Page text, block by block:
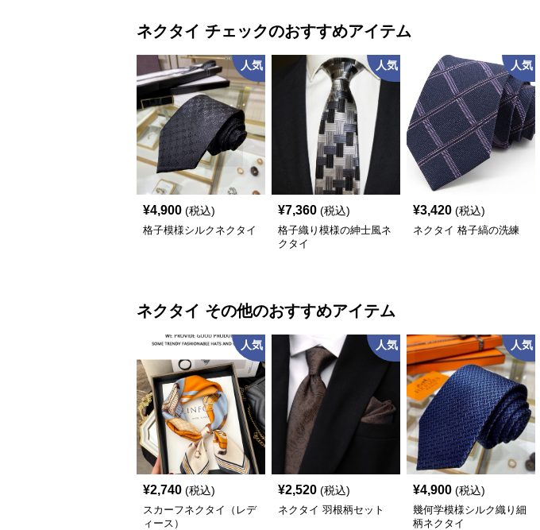
ネクタイ チェックのおすすめアイテム
人気
¥4,900 (税込)
格子模様シルクネクタイ
人気
¥7,360 (税込)
格子織り模様の紳士風ネ
クタイ
人気
¥3,420 (税込)
ネクタイ 格子縞の洗練
ネクタイ その他のおすすめアイテム
人気
¥2,740 (税込)
スカーフネクタイ（レデ
ィース）
人気
¥2,520 (税込)
ネクタイ 羽根柄セット
人気
¥4,900 (税込)
幾何学模様シルク織り細
柄ネクタイ